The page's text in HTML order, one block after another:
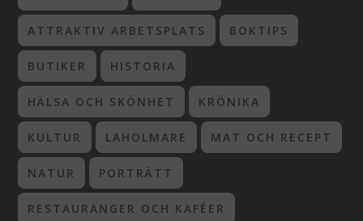
ATTRAKTIV ARBETSPLATS BOKTIPS
BUTIKER HISTORIA
HÄLSA OCH SKÖNHET KRÖNIKA
KULTUR LAHOLMARE MAT OCH RECEPT
NATUR PORTRÄTT
RESTAURANGER OCH KAFÉER